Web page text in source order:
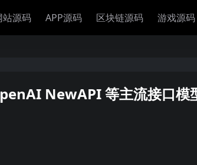
站源码 APP源码 区块链源码 游戏源码
NewAPI 等主流接口模